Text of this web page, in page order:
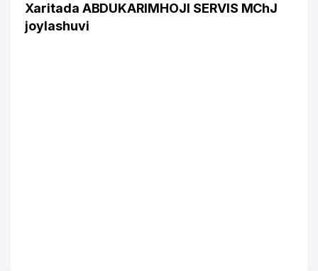
Xaritada ABDUKARIMHOJI SERVIS MChJ
joylashuvi